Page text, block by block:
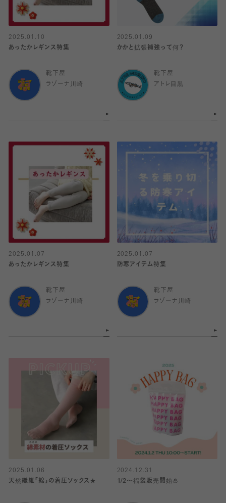
2025.01.10
あったかレギンス特集
靴下屋
ラゾーナ川崎
2025.01.09
かかと拡張補強って何？
靴下屋
アトレ目黒
2025.01.07
あったかレギンス特集
靴下屋
ラゾーナ川崎
2025.01.07
防寒アイテム特集
靴下屋
ラゾーナ川崎
2025.01.06
天然繊維「綿」の着圧ソックス★
2024.12.31
1/2〜福袋販売開始🎍